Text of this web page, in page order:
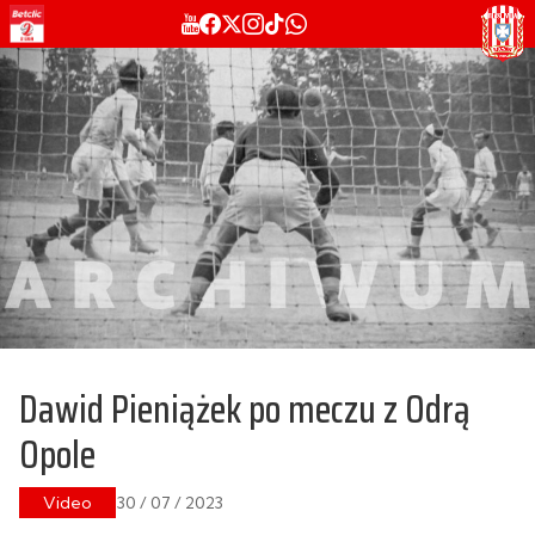
Dawid Pieniążek po meczu z Odrą
Opole
Video 30 / 07 / 2023